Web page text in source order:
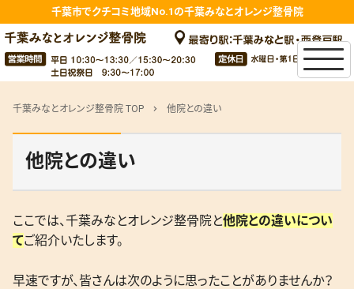
千葉市でクチコミ地域No.1の千葉みなとオレンジ整骨院
千葉みなとオレンジ整骨院 TOP chevron_right 他院との違い
他院との違い
ここでは、千葉みなとオレンジ整骨院と他院との違いについ
てご紹介いたします。
早速ですが、皆さんは次のように思ったことがありませんか？